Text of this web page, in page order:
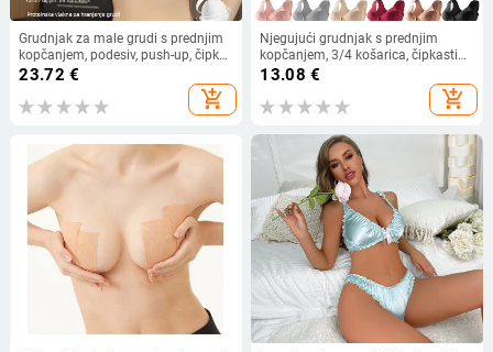
Grudnjak za male grudi s prednjim
kopčanjem, podesiv, push-up, čipka,
bezšivni stražnji dio
23.72 €
add_shopping_cart
Njegujući grudnjak s prednjim
kopčanjem, 3/4 košarica, čipkasti
detalj, dizanje i bočna potpora,
13.08 €
add_shopping_cart